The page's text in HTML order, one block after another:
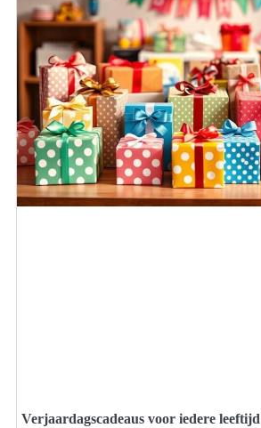
Verjaardagscadeaus voor iedere leeftijd